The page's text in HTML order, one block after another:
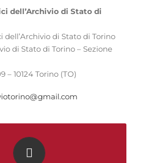
dell’Archivio di Stato di
dell’Archivio di Stato di Torino
di Stato di Torino – Sezione
– 10124 Torino (TO)
di iscrizione
all’Associazione Amici